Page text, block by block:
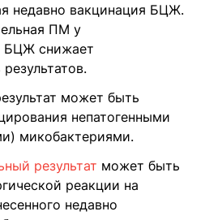
недавно вакцинация БЦЖ.
ПМ у
БЦЖ снижает
может быть
непатогенными
микобактериями.
результат может быть
реакции на
недавно